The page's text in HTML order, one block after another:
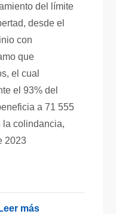
del límite
desde el
con
que
el cual
el 93% del
a 71 555
la colindancia,
2023
más